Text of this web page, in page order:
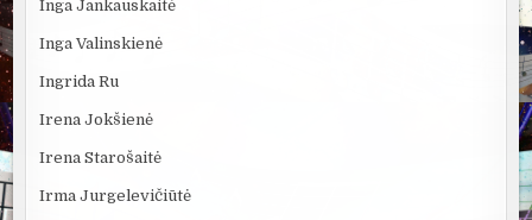
Inga Jankauskaitė
Inga Valinskienė
Ingrida Ru
Irena Jokšienė
Irena Starošaitė
Irma Jurgelevičiūtė